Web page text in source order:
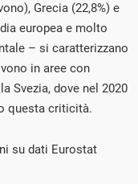
Grecia (22,8%) e
europea e molto
– si caratterizzano
in aree con
Svezia, dove nel 2020
questa criticità.
su dati Eurostat